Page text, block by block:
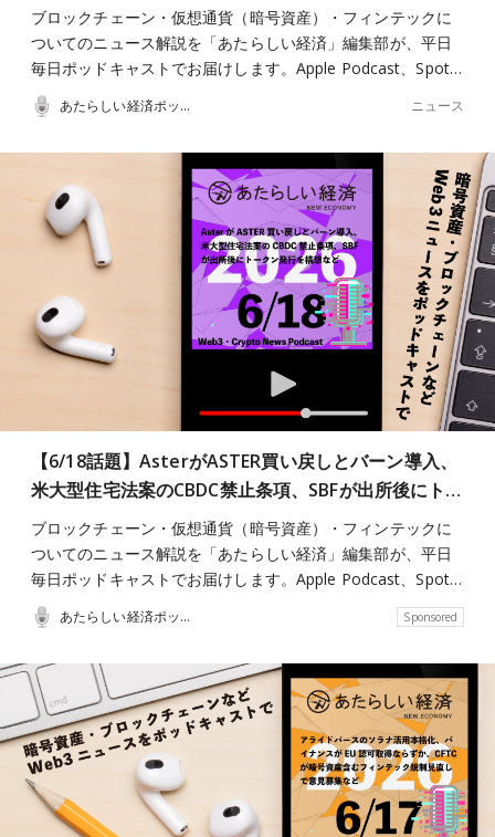
ブロックチェーン・仮想通貨（暗号資産）・フィンテックに
ついてのニュース解説を「あたらしい経済」編集部が、平日
毎日ポッドキャストでお届けします。Apple Podcast、Spot…
あたらしい経済ポッドキャスト ニュース
【6/18話題】AsterがASTER買い戻しとバーン導入、
米大型住宅法案のCBDC禁止条項、SBFが出所後にト…
ブロックチェーン・仮想通貨（暗号資産）・フィンテックに
ついてのニュース解説を「あたらしい経済」編集部が、平日
毎日ポッドキャストでお届けします。Apple Podcast、Spot…
あたらしい経済ポッドキャスト Sponsored